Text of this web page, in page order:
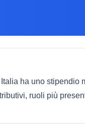
ha uno stipendio
ruoli più